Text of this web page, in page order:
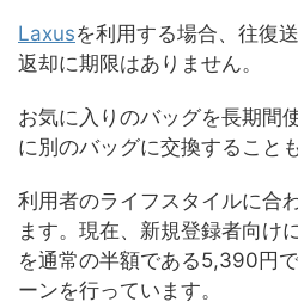
Laxusを利用する場合、往復
返却に期限はありません。
お気に入りのバッグを長期間
に別のバッグに交換すること
利用者のライフスタイルに合
ます。現在、新規登録者向け
を通常の半額である5,390円
ーンを行っています。